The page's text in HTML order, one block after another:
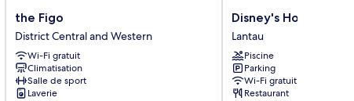
the
Figo
District
Central
and
Western
the Figo
District Central and Western
Wi-Fi gratuit
Climatisation
Salle de sport
Laverie
Disney's
Hollywood
Hotel
Lantau
Disney's Hollywood
Lantau
Piscine
Parking
Wi-Fi gratuit
Restaurant